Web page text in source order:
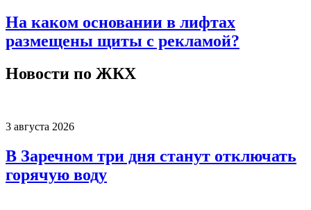
На каком основании в лифтах
размещены щиты с рекламой?
Новости по ЖКХ
3 августа 2026
В Заречном три дня станут отключать
горячую воду